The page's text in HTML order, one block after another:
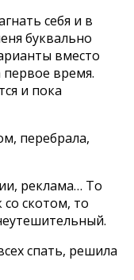
себя и в
буквально
вместо
время.
и пока
перебрала,
реклама… То
скотом, то
спать, решила